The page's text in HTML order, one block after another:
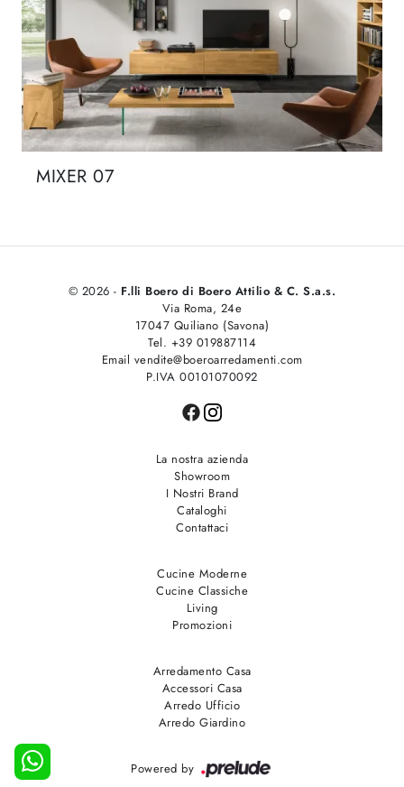
MIXER 07
© 2026 - F.lli Boero di Boero Attilio & C. S.a.s.
Via Roma, 24e
17047 Quiliano (Savona)
Tel. +39 019887114
Email vendite@boeroarredamenti.com
P.IVA 00101070092
La nostra azienda
Showroom
I Nostri Brand
Cataloghi
Contattaci
Cucine Moderne
Cucine Classiche
Living
Promozioni
Arredamento Casa
Accessori Casa
Arredo Ufficio
Arredo Giardino
Powered by